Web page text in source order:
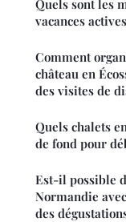
Quels sont les
vacances
Comment
château en
des visites de
Quels chalets
de fond pour
Est-il possible
Normandie
des